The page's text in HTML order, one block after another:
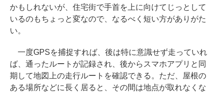
かもしれないが、住宅街で手首を上に向けてじっとして
いるのもちょっと変なので、なるべく短い方がありがた
い。
一度GPSを捕捉すれば、後は特に意識せず走っていれ
ば、通ったルートが記録され、後からスマホアプリと同
期して地図上の走行ルートを確認できる。ただ、屋根の
ある場所などに長く居ると、その間は地点が取れなくな